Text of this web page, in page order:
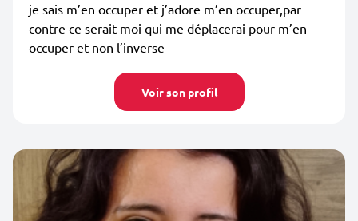
je sais m’en occuper et j’adore m’en occuper,par
contre ce serait moi qui me déplacerai pour m’en
occuper et non l’inverse
Voir son profil